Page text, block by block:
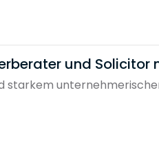
und Solicitor
starkem